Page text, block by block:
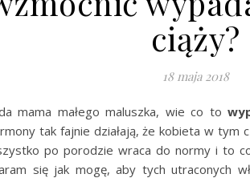
ciąży?
18 maja 2018
mama małego maluszka, wie co to
tak fajnie działają, że kobieta w tym
po porodzie wraca do normy i to
się jak mogę, aby tych utraconych